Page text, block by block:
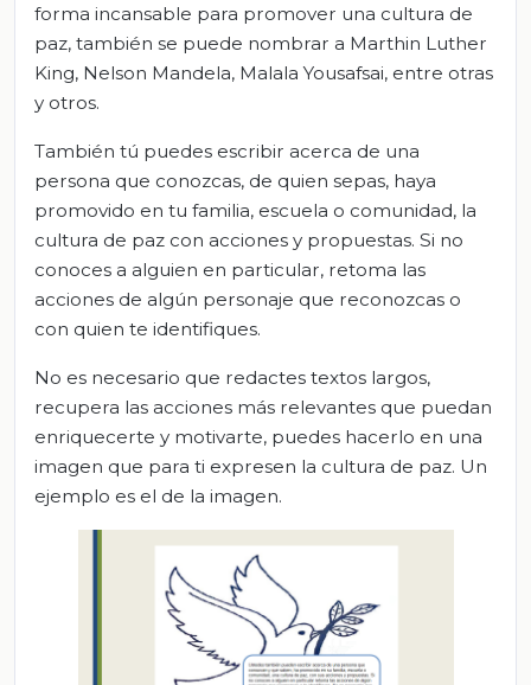
forma incansable para promover una cultura de
paz, también se puede nombrar a Marthin Luther
King, Nelson Mandela, Malala Yousafsai, entre otras
y otros.
También tú puedes escribir acerca de una
persona que conozcas, de quien sepas, haya
promovido en tu familia, escuela o comunidad, la
cultura de paz con acciones y propuestas. Si no
conoces a alguien en particular, retoma las
acciones de algún personaje que reconozcas o
con quien te identifiques.
No es necesario que redactes textos largos,
recupera las acciones más relevantes que puedan
enriquecerte y motivarte, puedes hacerlo en una
imagen que para ti expresen la cultura de paz. Un
ejemplo es el de la imagen.